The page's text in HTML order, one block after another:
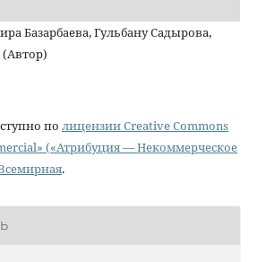
Базарбаева, Гульбану Садырова,
по лицензии Creative Commons
(«Атрибуция — Некоммерческое
.